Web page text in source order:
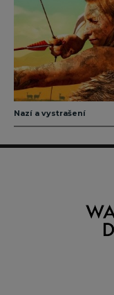
Nazí a vystrašení